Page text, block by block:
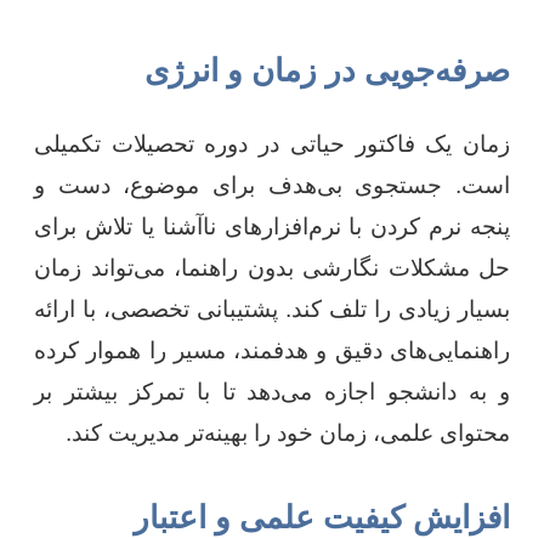
صرفه‌جویی در زمان و انرژی
زمان یک فاکتور حیاتی در دوره تحصیلات تکمیلی
است. جستجوی بی‌هدف برای موضوع، دست و
پنجه نرم کردن با نرم‌افزارهای ناآشنا یا تلاش برای
حل مشکلات نگارشی بدون راهنما، می‌تواند زمان
بسیار زیادی را تلف کند. پشتیبانی تخصصی، با ارائه
راهنمایی‌های دقیق و هدفمند، مسیر را هموار کرده
و به دانشجو اجازه می‌دهد تا با تمرکز بیشتر بر
محتوای علمی، زمان خود را بهینه‌تر مدیریت کند.
افزایش کیفیت علمی و اعتبار